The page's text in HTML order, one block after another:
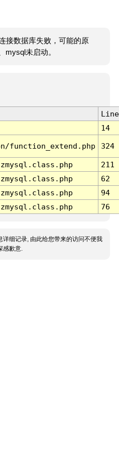
接数据库失败，可能的原
mysql未启动。
Line
14
function_extend.php 324
211
62
94
76
详细记录, 由此给您带来的访问不便我
感歉意.